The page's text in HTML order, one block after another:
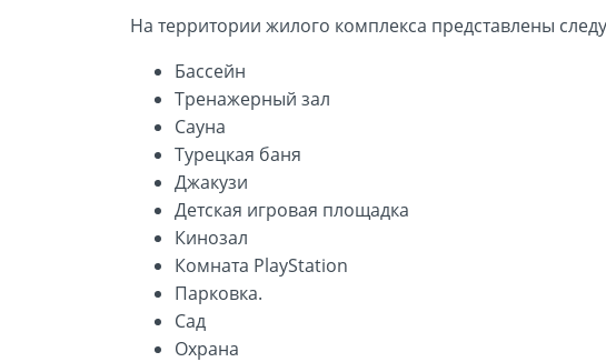
На территории жилого комплекса представлены
Бассейн
Тренажерный зал
Сауна
Турецкая баня
Джакузи
Детская игровая площадка
Кинозал
Комната PlayStation
Парковка.
Сад
Охрана